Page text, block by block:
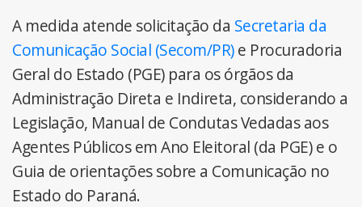
A medida atende solicitação da Secretaria da
Comunicação Social (Secom/PR)e Procuradoria
Geral do Estado (PGE) para os órgãos da
Administração Direta e Indireta, considerando a
Legislação, Manual de Condutas Vedadas aos
Agentes Públicos em Ano Eleitoral (da PGE) e o
Guia de orientações sobre a Comunicação no
Estado do Paraná.